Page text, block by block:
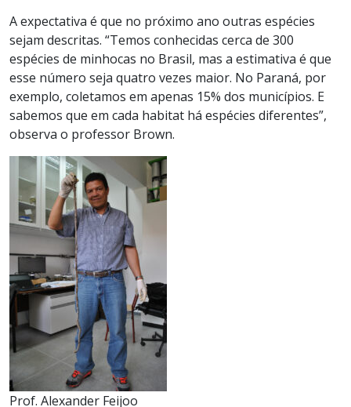
A expectativa é que no próximo ano outras espécies
sejam descritas. “Temos conhecidas cerca de 300
espécies de minhocas no Brasil, mas a estimativa é que
esse número seja quatro vezes maior. No Paraná, por
exemplo, coletamos em apenas 15% dos municípios. E
sabemos que em cada habitat há espécies diferentes”,
observa o professor Brown.
Prof. Alexander Feijoo